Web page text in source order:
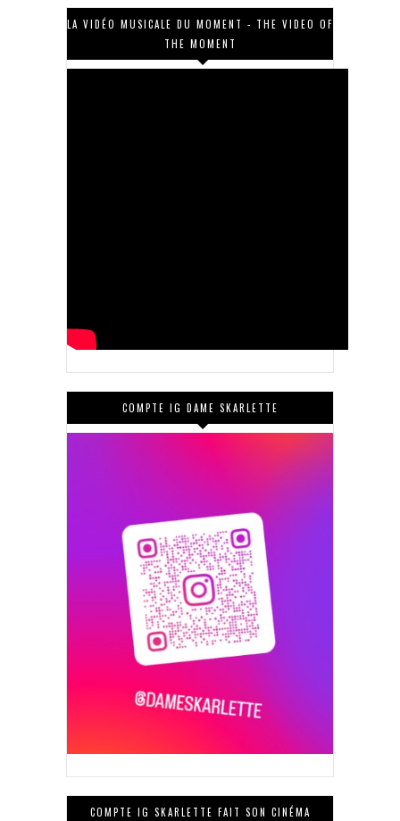
LA VIDÉO MUSICALE DU MOMENT - THE VIDEO OF
THE MOMENT
COMPTE IG DAME SKARLETTE
COMPTE IG SKARLETTE FAIT SON CINÉMA